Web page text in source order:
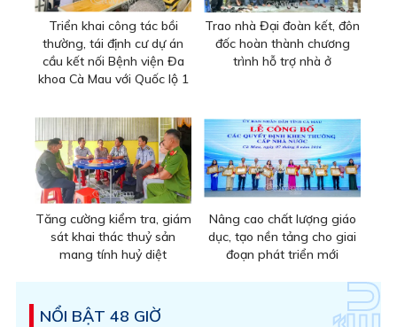
Triển khai công tác bồi
thường, tái định cư dự án
cầu kết nối Bệnh viện Đa
khoa Cà Mau với Quốc lộ 1
Trao nhà Đại đoàn kết, đôn
đốc hoàn thành chương
trình hỗ trợ nhà ở
Tăng cường kiểm tra, giám
sát khai thác thuỷ sản
mang tính huỷ diệt
Nâng cao chất lượng giáo
dục, tạo nền tảng cho giai
đoạn phát triển mới
NỔI BẬT 48 GIỜ